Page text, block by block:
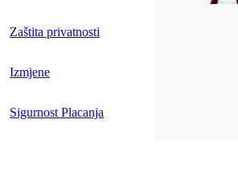
Zaštita privatnosti
Izmjene
Sigurnost Placanja